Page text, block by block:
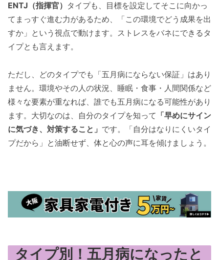
ENTJ（指揮官） タイプも、目標を設定してそこに向かっ
てまっすぐ進む力があるため、「この環境でどう成果を出
すか」という視点で動けます。ストレスをバネにできるタ
イプとも言えます。
ただし、どのタイプでも「五月病にならない保証」はあり
ません。環境やその人の状況、睡眠・食事・人間関係など
様々な要素が重なれば、誰でも五月病になる可能性があり
ます。大切なのは、自分のタイプを知って 「早めにサイン
に気づき、対策すること」 です。「自分はなりにくいタイ
プだから」と油断せず、体と心の声に耳を傾けましょう。
タイプ別！五月病になったと